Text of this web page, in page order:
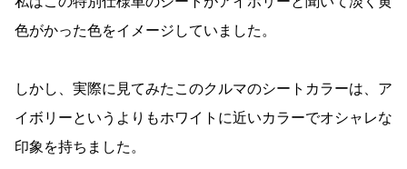
色がかった色をイメージしていました。
しかし、実際に見てみたこのクルマのシートカラーは、ア
イボリーというよりもホワイトに近いカラーでオシャレな
印象を持ちました。